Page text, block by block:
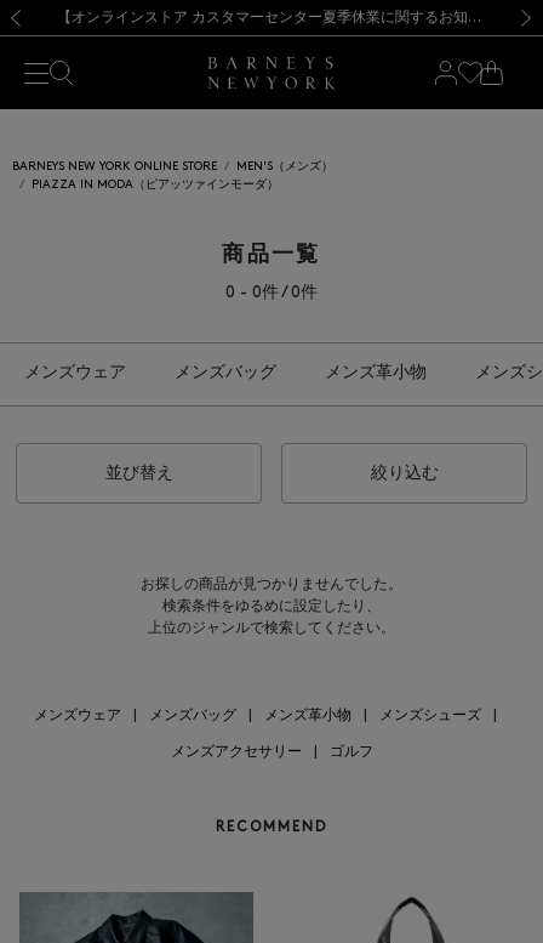
新規登録のお客様も対象！＜MY BARNEYS＞会員のお客様は11,000円（税込）以上のお買上げで常時送料無料！お買い物の際は会員登録を！
【夏季休業に伴う出荷一時停止のお知らせ】(2026.8.7) 【オンラインストア カスタマーセンター夏季休業に関するお知らせ】（2026.8.7）
【夏季休業に伴う返品・交換承り一時停止のお知らせ】（2026.8.5）
熊本県を中心とした地震の影響によるお荷物のお届けについて
【開催中】SUMMER SALEのご案内・ご注意事項 新規登録のお客様も対象！＜MY BARNEYS＞会員のお客様は11,000円（税込）以上のお買上げで常時送料無料！お買い物の際は会員登録を！
【夏季休業に伴う出荷一時停止のお知らせ】(2026.8.7)
BARNEYS NEW YORK ONLINE STORE
MEN'S（メンズ）
PIAZZA IN MODA（ピアッツァインモーダ）
商品一覧
0 - 0件 / 0件
メンズウェア メンズバッグ メンズ革小物 メンズ
並び替え 絞り込む
お探しの商品が見つかりませんでした。
検索条件をゆるめに設定したり、
上位のジャンルで検索してください。
メンズウェア メンズバッグ メンズ革小物 メンズシューズ
メンズアクセサリー ゴルフ
RECOMMEND